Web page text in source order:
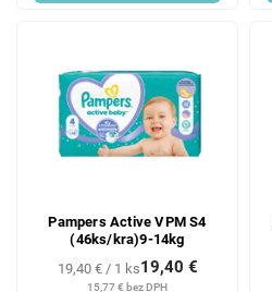
Pampers Active VPM S4
(46ks/kra)9-14kg
15,77 € bez DPH
19,40 €
Jednotková
cena:
19,40 € / 1 ks